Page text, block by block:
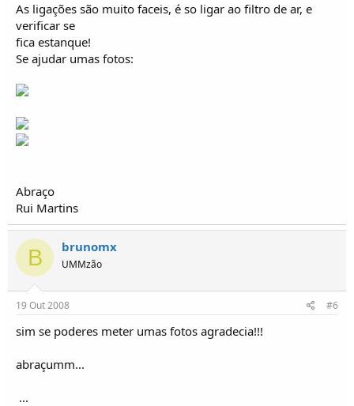
As ligações são muito faceis, é so ligar ao filtro de ar, e
verificar se
fica estanque!
Se ajudar umas fotos:
Abraço
Rui Martins
B brunomx
UMMzão
19 Out 2008 #6
sim se poderes meter umas fotos agradecia!!!
abraçumm...
...